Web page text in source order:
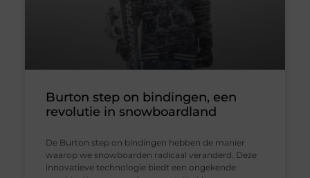
Burton step on bindingen, een
revolutie in snowboardland
De Burton step on bindingen hebben de manier
waarop we snowboarden radicaal veranderd. Deze
innovatieve technologie biedt een ongekende